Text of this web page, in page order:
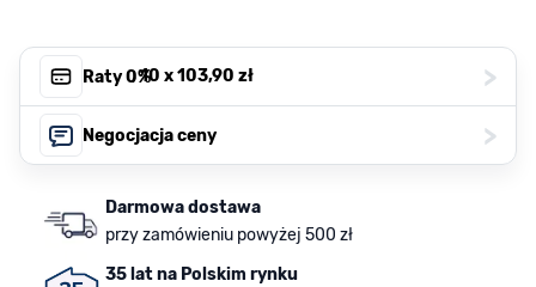
Raty 0%, 10 x103,90 zł >
Negocjacja ceny >
Darmowa dostawa
przy zamówieniu powyżej 500 zł
35 lat na Polskim rynku